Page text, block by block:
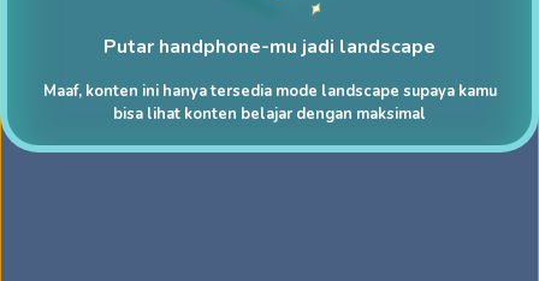
Putar handphone-mu jadi landscape
Maaf, konten ini hanya tersedia mode landscape supaya kamu
bisa lihat konten belajar dengan maksimal